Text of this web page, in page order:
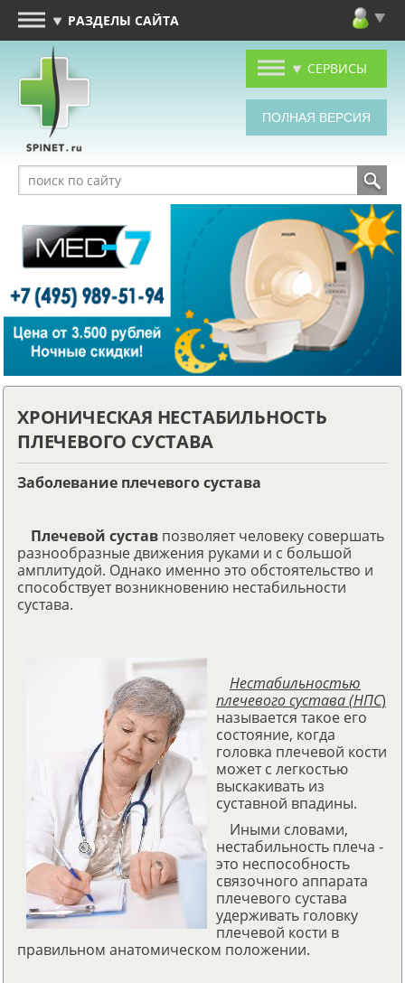
РАЗДЕЛЫ САЙТА
СЕРВИСЫ
ХРОНИЧЕСКАЯ НЕСТАБИЛЬНОСТЬ
ПЛЕЧЕВОГО СУСТАВА
Заболевание плечевого сустава
Плечевой сустав позволяет человеку совершать
разнообразные движения руками и с большой
амплитудой. Однако именно это обстоятельство и
способствует возникновению нестабильности
сустава.
Нестабильностью
плечевого сустава (НПС)
называется такое его
состояние, когда
головка плечевой кости
может с легкостью
выскакивать из
суставной впадины.
Иными словами,
нестабильность плеча -
это неспособность
связочного аппарата
плечевого сустава
удерживать головку
плечевой кости в
правильном анатомическом положении.